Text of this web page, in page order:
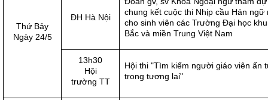
Thứ Bảy
Ngày 24/5
ĐH Hà Nội
chung kết cuộc thi Nhịp cầu Hán ngữ
cho sinh viên các Trường Đại học
Bắc và miền Trung Việt Nam
13h30
Hội
trường TT
Hội thi "Tìm kiếm người giáo viên ấn
trong tương lai"